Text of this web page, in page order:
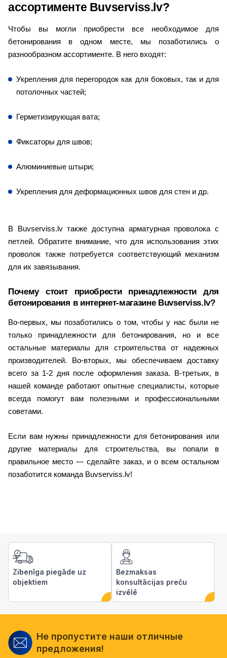
ассортименте Buvserviss.lv?
Чтобы вы могли приобрести все необходимое для
бетонирования в одном месте, мы позаботились о
разнообразном ассортименте. В него входят:
Укрепления для перегородок как для боковых, так и для
потолочных частей;
Герметизирующая вата;
Фиксаторы для швов;
Алюминиевые штыри;
Укрепления для деформационных швов для стен и др.
В Buvserviss.lv также доступна арматурная проволока с
петлей. Обратите внимание, что для использования этих
проволок также потребуется соответствующий механизм
для их завязывания.
Почему стоит приобрести принадлежности для
бетонирования в интернет-магазине Buvserviss.lv?
Во-первых, мы позаботились о том, чтобы у нас были не
только принадлежности для бетонирования, но и все
остальные материалы для строительства от надежных
производителей. Во-вторых, мы обеспечиваем доставку
всего за 1-2 дня после оформления заказа. В-третьих, в
нашей команде работают опытные специалисты, которые
всегда помогут вам полезными и профессиональными
советами.
Если вам нужны принадлежности для бетонирования или
другие материалы для строительства, вы попали в
правильное место — сделайте заказ, и о всем остальном
позаботится команда Buvserviss.lv!
Zibenīga piegāde uz
objektiem
Bezmaksas
konsultācijas preču
izvēlē
Не пропустите наши отличные
предложения!